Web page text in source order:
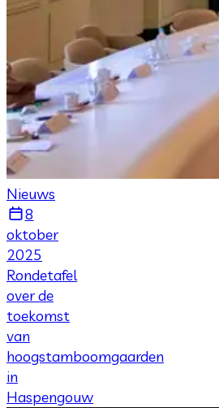
Nieuws
8
oktober
2025
Rondetafel
over de
toekomst
van
hoogstamboomgaarden
in
Haspengouw